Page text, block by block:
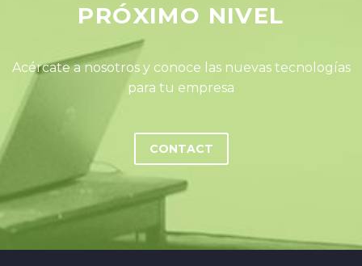
PRÓXIMO NIVEL
Acércate a nosotros y conoce las nuevas tecnologías
para tu empresa
CONTACT